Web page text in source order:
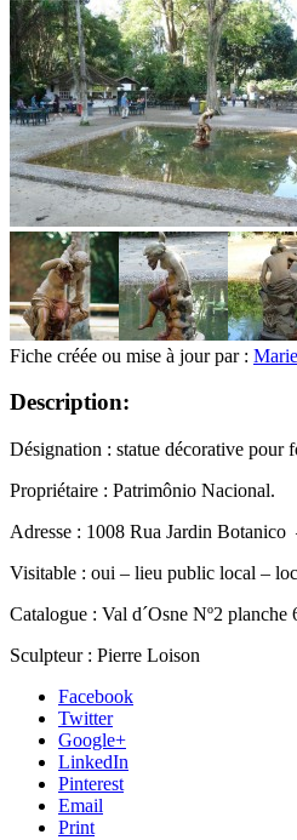
Fiche créée ou mise à jour par :
Description:
Désignation : statue décorative pour
Propriétaire : Patrimônio Nacional.
Adresse : 1008 Rua Jardin Botanico
Visitable : oui – lieu public local –
Catalogue : Val d´Osne Nº2
Sculpteur : Pierre Loison
Facebook
Twitter
Google+
LinkedIn
Pinterest
Email
Print